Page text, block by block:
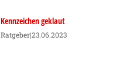
Kennzeichen geklaut
Ratgeber|23.06.2023